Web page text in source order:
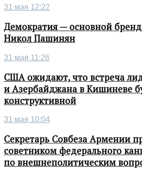
31 мая 12:22
Демократия — основной
Никол Пашинян
31 мая 11:26
США ожидают, что встреча
и Азербайджана в Кишиневе
конструктивной
31 мая 10:04
Секретарь Совбеза Армении
советником федерального
по внешнеполитическим